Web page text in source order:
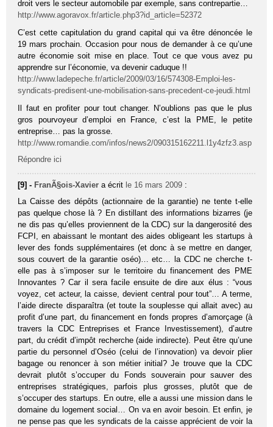
droit vers le secteur automobile par exemple, sans contrepartie…
http://www.agoravox.fr/article.php3?id_article=52372
C’est cette capitulation du grand capital qui va être dénoncée le
19 mars prochain. Occasion pour nous de demander à ce qu’une
autre économie soit mise en place. Tout ce que vous avez pu
apprendre sur l’économie, va devenir caduque !!
http://www.ladepeche.fr/article/2009/03/16/574308-Emploi-les-
syndicats-predisent-une-mobilisation-sans-precedent-ce-jeudi.html
Il faut en profiter pour tout changer. N’oublions pas que le plus
gros pourvoyeur d’emploi en France, c’est la PME, le petite
entreprise… pas la grosse.
http://www.romandie.com/infos/news2/090315162211.l1y4zfz3.asp
Répondre ici
[9] - FranÃ§ois-Xavier a écrit le 16 mars 2009 :
La Caisse des dépôts (actionnaire de la garantie) ne tente t-elle
pas quelque chose là ? En distillant des informations bizarres (je
ne dis pas qu’elles proviennent de la CDC) sur la dangerosité des
FCPI, en abaissant le montant des aides obligeant les startups à
lever des fonds supplémentaires (et donc à se mettre en danger,
sous couvert de la garantie oséo)… etc… la CDC ne cherche t-
elle pas à s’imposer sur le territoire du financement des PME
Innovantes ? Car il sera facile ensuite de dire aux élus : “vous
voyez, cet acteur, la caisse, devient central pour tout”… A terme,
l’aide directe disparaîtra (et toute la souplesse qui allait avec) au
profit d’une part, du financement en fonds propres d’amorçage (à
travers la CDC Entreprises et France Investissement), d’autre
part, du crédit d’impôt recherche (aide indirecte). Peut être qu’une
partie du personnel d’Oséo (celui de l’innovation) va devoir plier
bagage ou renoncer à son métier initial? Je trouve que la CDC
devrait plutôt s’occuper du Fonds souverain pour sauver des
entreprises stratégiques, parfois plus grosses, plutôt que de
s’occuper des startups. En outre, elle a aussi une mission dans le
domaine du logement social… On va en avoir besoin. Et enfin, je
ne pense pas que les syndicats de la caisse apprécient de voir la